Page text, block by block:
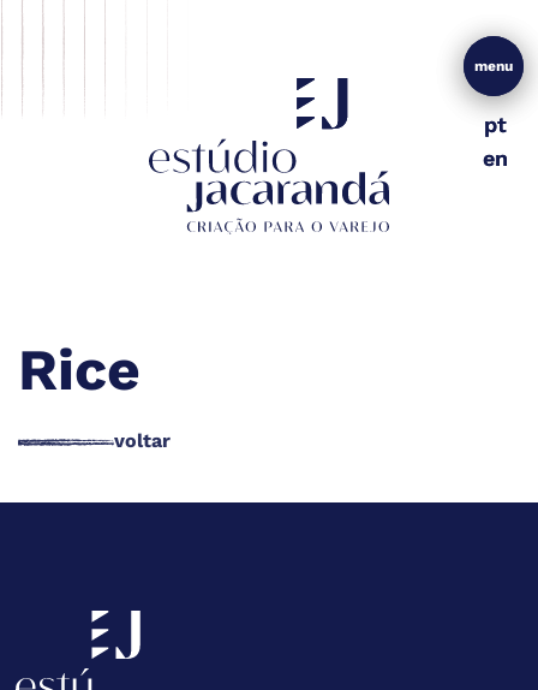
menu
pt
en
menu
pt
en
Rice
voltar